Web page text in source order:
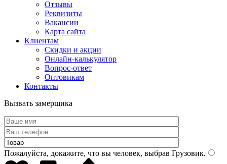
Отзывы
Реквизиты
Вакансии
Карта сайта
Клиентам
Скидки и акции
Онлайн-калькулятор
Вопрос-ответ
Оптовикам
Контакты
Вызвать замерщика
Пожалуйста, докажите, что вы человек, выбрав Грузовик.